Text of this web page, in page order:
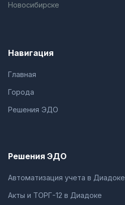
Новосибирске
Навигация
Главная
Города
Решения ЭДО
Решения ЭДО
Автоматизация учета в Диадоке
Акты и ТОРГ-12 в Диадоке